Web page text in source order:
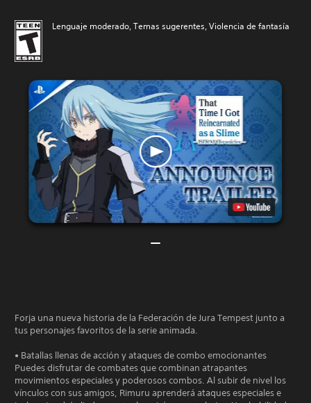
Lenguaje moderado, Temas sugerentes, Violencia de fantasía
Forja una nueva historia de la Federación de Jura Tempest junto a
tus personajes favoritos de la serie animada.
• Batallas llenas de acción y ataques de combo emocionantes
Puedes disfrutar de combates que combinan atrapantes
movimientos especiales y poderosos combos. Al subir de nivel los
vínculos con sus amigos, Rimuru aprenderá ataques especiales e